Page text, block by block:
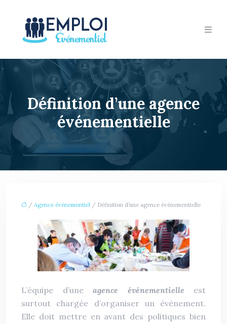
Définition d’une agence
événementielle
/ Agence événementiel / Définition d’une agence événementielle
L’équipe d’une agence événementielle est
surtout chargée d’organiser un événement.
Elle doit mettre en avant des politiques bien